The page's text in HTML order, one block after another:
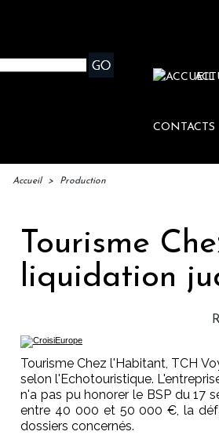
CONTACTS
Accueil > Production
Tourisme
liquidation
Tourisme Chez l'Habitant, TCH
selon l'Echotouristique.
n'a pas pu honorer le BSP du 17
entre 40 000 et 50 000 €, la
dossiers concernés.